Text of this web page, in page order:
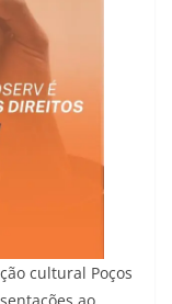
cultural Poços